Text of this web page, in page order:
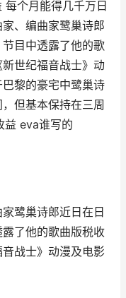
个月能得几千万日
、编曲家鹭巢诗郎
目中透露了他的歌
世纪福音战士》动
黎的豪宅中鹭巢诗
但基本保持在三周
益 eva谁写的
鹭巢诗郎近日在日
了他的歌曲版税收
战士》动漫及电影